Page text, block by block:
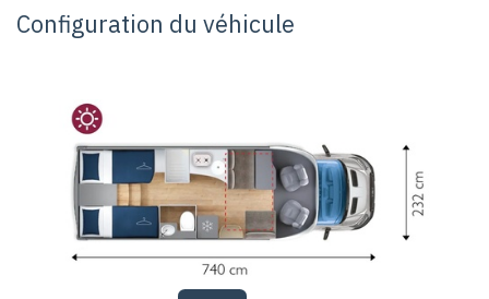
Configuration du véhicule